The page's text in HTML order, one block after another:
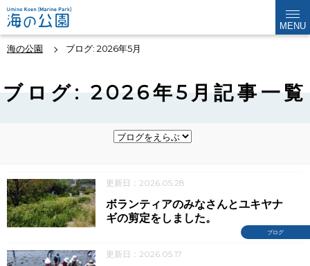
MENU
海の公園 ブログ: 2026年5月
ブログ: 2026年5月記事一覧
更新日：2026.05.28
ブログ
ボランティアのみなさんとユキヤナ
ギの剪定をしました。
更新日：2026.05.17